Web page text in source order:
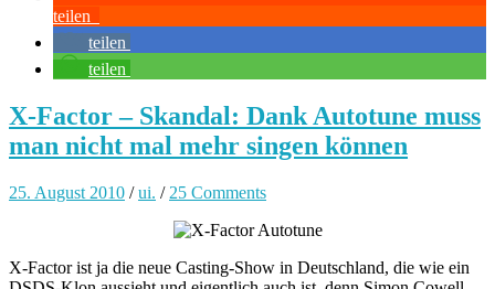
teilen
teilen
teilen
X-Factor – Skandal: Dank Autotune muss
man nicht mal mehr singen können
25. August 2010 /ui. / 25 Comments
X-Factor ist ja die neue Casting-Show in Deutschland, die wie ein